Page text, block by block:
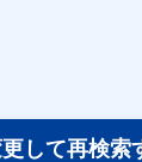
して再検索